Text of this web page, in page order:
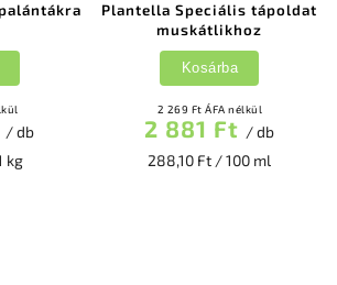
/ db
kg
Plantella Speciális tápoldat
muskátlikhoz
2 269 Ft ÁFA nélkül
2 881 Ft / db
288,10 Ft / 100 ml
Kosárba